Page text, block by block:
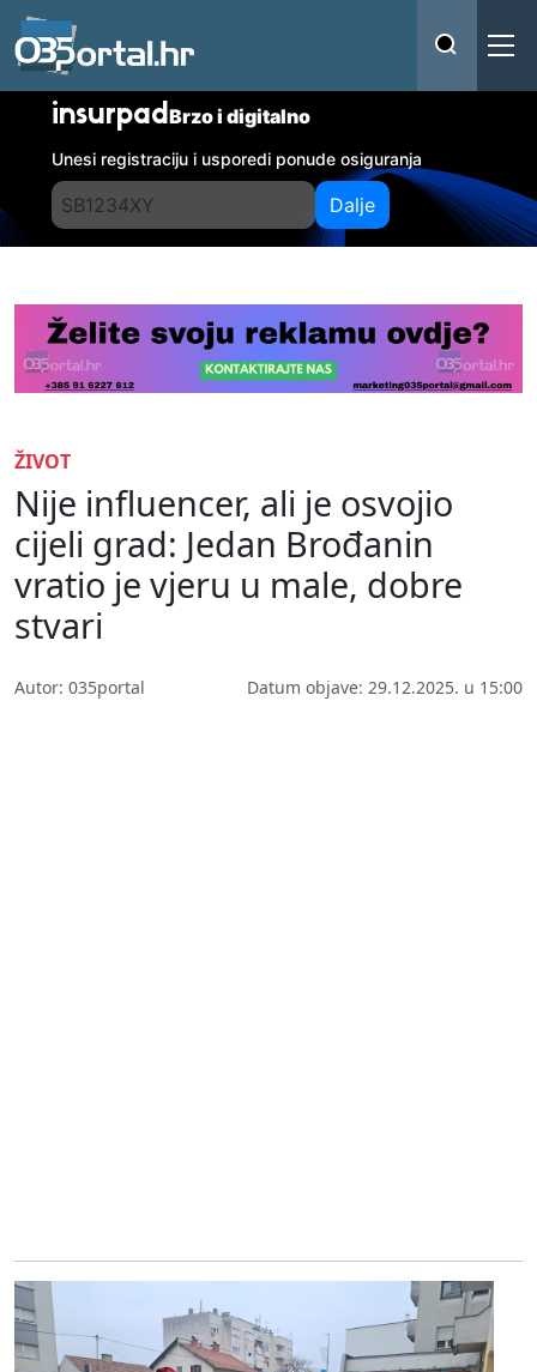
insurpadBrzo i digitalno
Unesi registraciju i usporedi ponude osiguranja
Dalje
ŽIVOT
Nije influencer, ali je osvojio
cijeli grad: Jedan Brođanin
vratio je vjeru u male, dobre
stvari
Autor: 035portal Datum objave: 29.12.2025. u 15:00